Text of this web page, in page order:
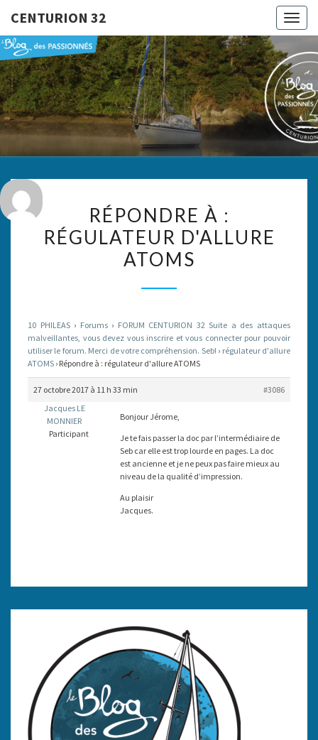
CENTURION 32
32
Le Blog
Des
Passionnés
À :
RÉGULATEUR
D'ALLURE
RÉPONDRE À :
RÉGULATEUR D'ALLURE
ATOMS
10 PHILEAS › Forums › FORUM CENTURION 32 Suite a des attaques
malveillantes, vous devez vous inscrire et vous connecter pour pouvoir
utiliser le forum. Merci de votre compréhension. Seb! › régulateur d'allure
ATOMS › Répondre à : régulateur d'allure ATOMS
27 octobre 2017 à 11 h 33 min
#3086
Jacques LE
MONNIER
Participant
Bonjour Jérome,
Je te fais passer la doc par l’intermédiaire de
Seb car elle est trop lourde en pages. La doc
est ancienne et je ne peux pas faire mieux au
niveau de la qualité d’impression.
Au plaisir
Jacques.